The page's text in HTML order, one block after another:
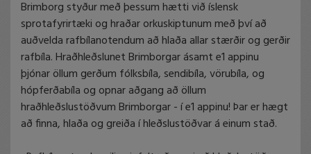
Brimborg styður með þessum hætti við íslensk
sprotafyrirtæki og hraðar orkuskiptunum með því að
auðvelda rafbílanotendum að hlaða allar stærðir og gerðir
rafbíla. Hraðhleðslunet Brimborgar ásamt e1 appinu
þjónar öllum gerðum fólksbíla, sendibíla, vörubíla, og
hópferðabíla og opnar aðgang að öllum
hraðhleðslustöðvum Brimborgar - í e1 appinu! Þar er hægt
að finna, hlaða og greiða í hleðslustöðvar á einum stað.